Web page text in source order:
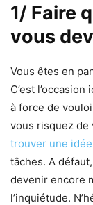
1/ Faire
vous
Vous êtes en
C’est
à force de
vous risquez de
trouver une idée
tâches. A
devenir encore
l’inquiétude.